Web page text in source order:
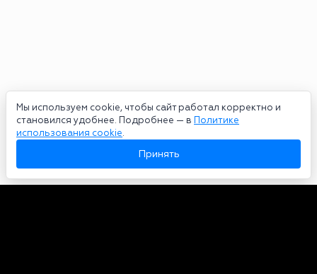
Мы используем cookie, чтобы сайт работал корректно и
становился удобнее. Подробнее — в Политике
использования cookie.
Принять